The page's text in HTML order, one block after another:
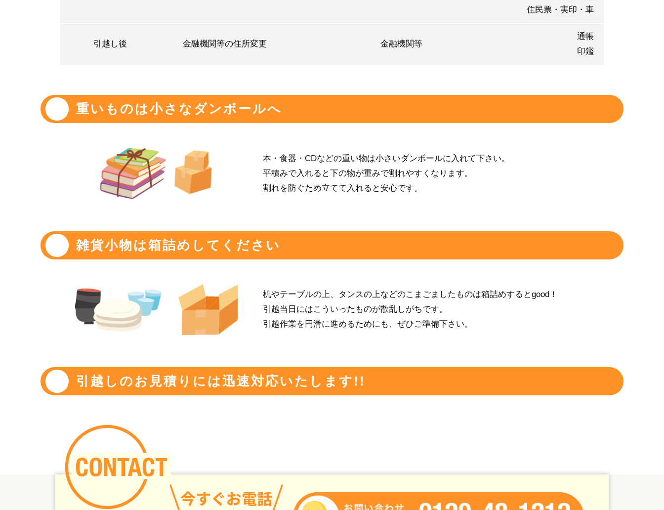
住民票・実印・車
引越し後 金融機関等の住所変更 金融機関等
通帳
印鑑
重いものは小さなダンボールへ
本・食器・CDなどの重い物は小さいダンボールに入れて下さい。
平積みで入れると下の物が重みで割れやすくなります。
割れを防ぐため立てて入れると安心です。
雑貨小物は箱詰めしてください
机やテーブルの上、タンスの上などのこまごましたものは箱詰めするとgood！
引越当日にはこういったものが散乱しがちです。
引越作業を円滑に進めるためにも、ぜひご準備下さい。
引越しのお見積りには迅速対応いたします!!
今すぐお電話